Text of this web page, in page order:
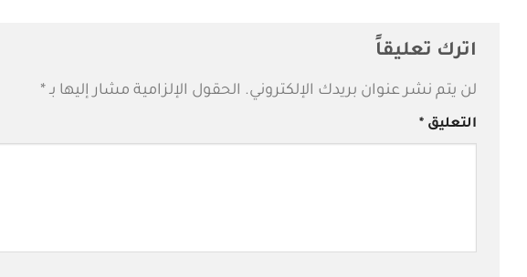
اترك تعليقاً
لن يتم نشر عنوان بريدك الإلكتروني. الحقول الإلزامية مشار إليها بـ*
التعليق *